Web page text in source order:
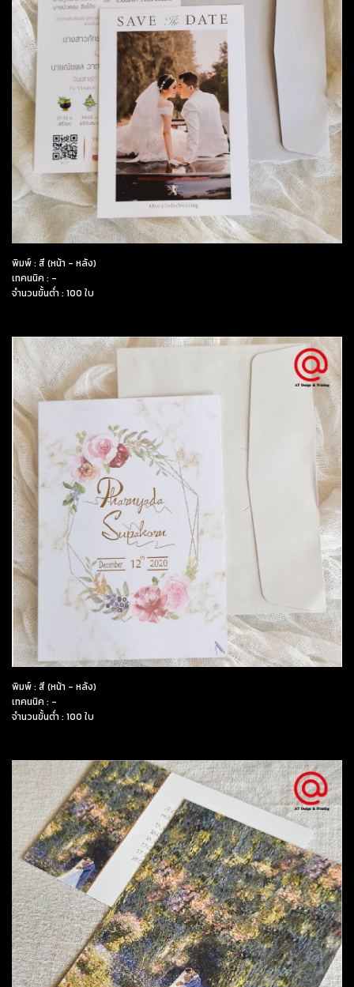
พิมพ์ : สี (หน้า - หลัง)
เทคนนิค : -
จำนวนขั้นต่ำ : 100 ใบ
พิมพ์ : สี (หน้า - หลัง)
เทคนนิค : -
จำนวนขั้นต่ำ : 100 ใบ